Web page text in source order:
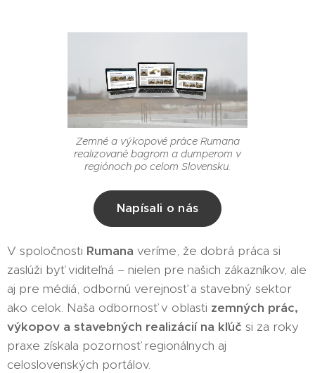
Zemné a výkopové práce Rumana
realizované bagrom a dumperom v
regiónoch po celom Slovensku.
Napísali o nás
V spoločnosti Rumana veríme, že dobrá práca si
zaslúži byť viditeľná – nielen pre našich zákazníkov, ale
aj pre médiá, odbornú verejnosť a stavebný sektor
ako celok. Naša odbornosť v oblasti zemných prác,
výkopov a stavebných realizácií na kľúč si za roky
praxe získala pozornosť regionálnych aj
celoslovenských portálov.